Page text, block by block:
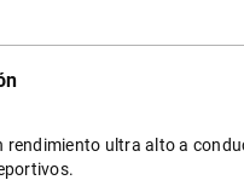
rendimiento ultra alto a